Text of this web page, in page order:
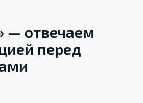
— отвечаем
перед